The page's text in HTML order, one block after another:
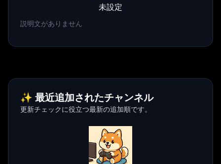
未設定
説明文がありません
✨ 最近追加されたチャンネル
更新チェックに役立つ最新の追加順です。